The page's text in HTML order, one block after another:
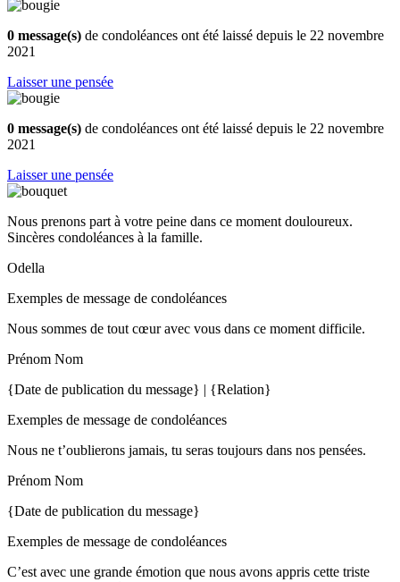
0 message(s) de condoléances ont été laissé depuis le 22 novembre
2021
Laisser une pensée
0 message(s) de condoléances ont été laissé depuis le 22 novembre
2021
Laisser une pensée
Nous prenons part à votre peine dans ce moment douloureux.
Sincères condoléances à la famille.
Odella
Exemples de message de condoléances
Nous sommes de tout cœur avec vous dans ce moment difficile.
Prénom Nom
{Date de publication du message} | {Relation}
Exemples de message de condoléances
Nous ne t’oublierons jamais, tu seras toujours dans nos pensées.
Prénom Nom
{Date de publication du message}
Exemples de message de condoléances
C’est avec une grande émotion que nous avons appris cette triste